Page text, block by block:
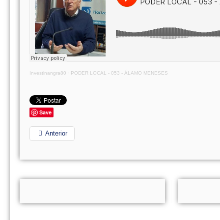
Investinangra80 · PODER LOCAL - 053 - ÁLAMO MENESES
Save
Anterior